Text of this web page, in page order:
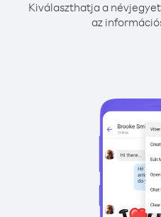
Kiválaszthatja a
az